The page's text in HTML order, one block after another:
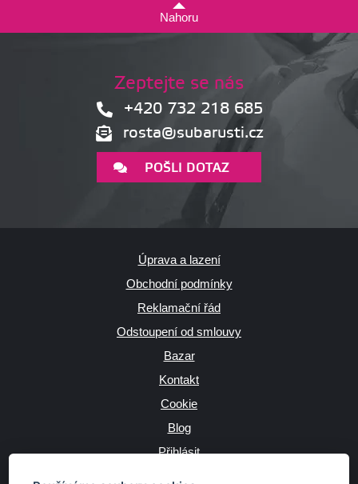
Nahoru
Zeptejte se nás
+420 732 218 685
rosta@subarusti.cz
POŠLI DOTAZ
Úprava a lazení
Obchodní podmínky
Reklamační řád
Odstoupení od smlouvy
Bazar
Kontakt
Cookie
Blog
Přihlásit